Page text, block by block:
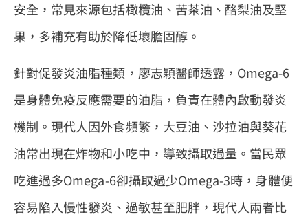
安全，常見來源包括橄欖油、苦茶油、酪梨油及堅
果，多補充有助於降低壞膽固醇。
針對促發炎油脂種類，廖志穎醫師透露，Omega-6
是身體免疫反應需要的油脂，負責在體內啟動發炎
機制。現代人因外食頻繁，大豆油、沙拉油與葵花
油常出現在炸物和小吃中，導致攝取過量。當民眾
吃進過多Omega-6卻攝取過少Omega-3時，身體便
容易陷入慢性發炎、過敏甚至肥胖，現代人兩者比